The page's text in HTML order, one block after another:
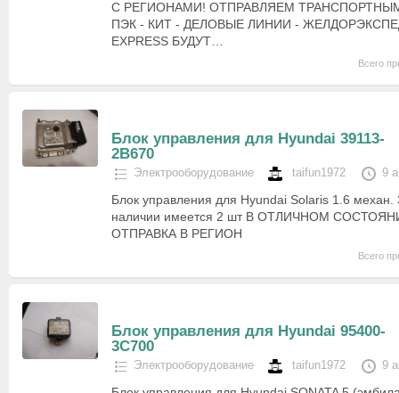
С РЕГИОНАМИ! ОТПРАВЛЯЕМ
ПЭК - КИТ - ДЕЛОВЫЕ ЛИНИИ -
EXPRESS БУДУТ…
Всего
Блок управления для Hyundai 39113-
2B670
Электрооборудование taifun1972 9
Блок управления для Hyundai Solaris 1.6 механ.
наличии имеется 2 шт В ОТЛИЧНОМ
ОТПРАВКА В РЕГИОН
Всего
Блок управления для Hyundai 95400-
3C700
Электрооборудование taifun1972 9